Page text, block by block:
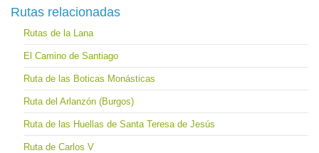
Rutas relacionadas
Rutas de la Lana
El Camino de Santiago
Ruta de las Boticas Monásticas
Ruta del Arlanzón (Burgos)
Ruta de las Huellas de Santa Teresa de Jesús
Ruta de Carlos V